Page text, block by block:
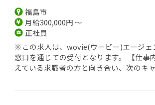
福島市
月給300,000円 ～
正社員
※この求人は、wovie(ウービー)エージェ
窓口を通じての受付となります。 【仕事
えている求職者の方と向き合い、次のキ